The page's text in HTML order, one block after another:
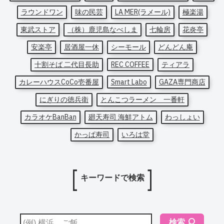
ラウンドワン
味の民芸 LA MER(ラメール)
極楽湯
東武ストア
（株）鹿児島なべしま 七輪房
花炎亭
安楽亭
居酒屋一休 シーモール
どんどん庵
十割そば 二代目長助
REC COFFEE
ティアラ
カレーハウスCoCo壱番屋
Smart Labo
GAZA専門商店
にぎりの徳兵衛
とんこつラーメン 一番軒
カラオケBanBan
廻天寿司 海鮮アトム
わっしょい
かっぱ寿司
いろは堂
キーワードで検索